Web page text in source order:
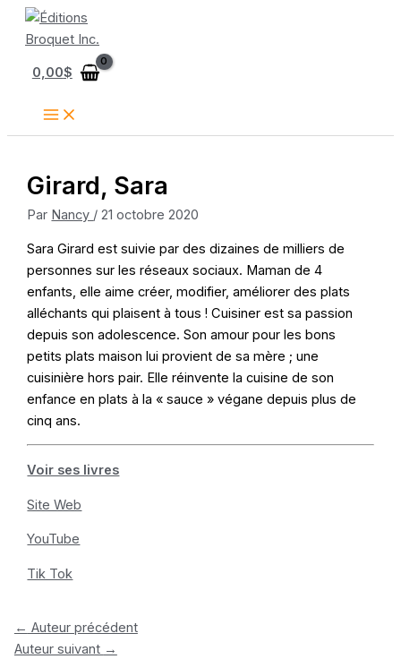
Aller
0,00$
Girard, Sara
Par Nancy /21 octobre 2020
Sara Girard est suivie par des dizaines de milliers de
personnes sur les réseaux sociaux. Maman de 4
enfants, elle aime créer, modifier, améliorer des plats
alléchants qui plaisent à tous ! Cuisiner est sa passion
depuis son adolescence. Son amour pour les bons
petits plats maison lui provient de sa mère ; une
cuisinière hors pair. Elle réinvente la cuisine de son
enfance en plats à la « sauce » végane depuis plus de
cinq ans.
Voir ses livres
Site Web
YouTube
Tik Tok
← Auteur précédent
Auteur suivant →